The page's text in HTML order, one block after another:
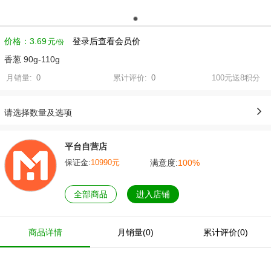
价格： 3.69 元
登录后查看会员价
香葱 90g-110g
月销量: 0 累计评价: 0 100元送8积分
请选择数量及选项
平台自营店
保证金:10990元 满意度:100%
全部商品 进入店铺
商品详情 月销量(0) 累计评价(0)